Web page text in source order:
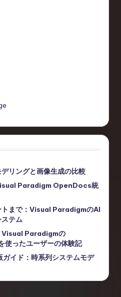
リングと画像生成の比較
Paradigm OpenDocs統
トまで：Visual ParadigmのAI
テム
Visual Paradigmの
ったユーザーの体験記
イド：時系列システムモデ